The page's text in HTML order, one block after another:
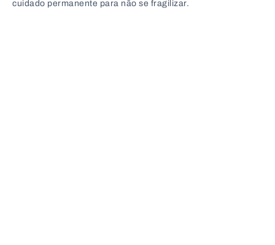
cuidado permanente para não se fragilizar.